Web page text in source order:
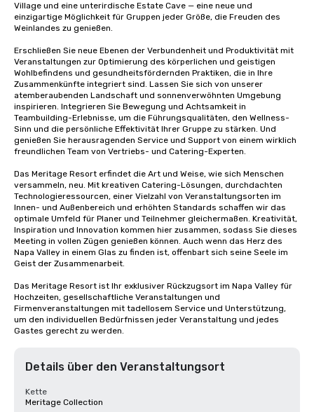
Village und eine unterirdische Estate Cave — eine neue und
einzigartige Möglichkeit für Gruppen jeder Größe, die Freuden des
Weinlandes zu genießen.
Erschließen Sie neue Ebenen der Verbundenheit und Produktivität mit
Veranstaltungen zur Optimierung des körperlichen und geistigen
Wohlbefindens und gesundheitsfördernden Praktiken, die in Ihre
Zusammenkünfte integriert sind. Lassen Sie sich von unserer
atemberaubenden Landschaft und sonnenverwöhnten Umgebung
inspirieren. Integrieren Sie Bewegung und Achtsamkeit in
Teambuilding-Erlebnisse, um die Führungsqualitäten, den Wellness-
Sinn und die persönliche Effektivität Ihrer Gruppe zu stärken. Und
genießen Sie herausragenden Service und Support von einem wirklich
freundlichen Team von Vertriebs- und Catering-Experten.
Das Meritage Resort erfindet die Art und Weise, wie sich Menschen
versammeln, neu. Mit kreativen Catering-Lösungen, durchdachten
Technologieressourcen, einer Vielzahl von Veranstaltungsorten im
Innen- und Außenbereich und erhöhten Standards schaffen wir das
optimale Umfeld für Planer und Teilnehmer gleichermaßen. Kreativität,
Inspiration und Innovation kommen hier zusammen, sodass Sie dieses
Meeting in vollen Zügen genießen können. Auch wenn das Herz des
Napa Valley in einem Glas zu finden ist, offenbart sich seine Seele im
Geist der Zusammenarbeit.
Das Meritage Resort ist Ihr exklusiver Rückzugsort im Napa Valley für
Hochzeiten, gesellschaftliche Veranstaltungen und
Firmenveranstaltungen mit tadellosem Service und Unterstützung,
um den individuellen Bedürfnissen jeder Veranstaltung und jedes
Gastes gerecht zu werden.
Details über den Veranstaltungsort
Kette
Meritage Collection